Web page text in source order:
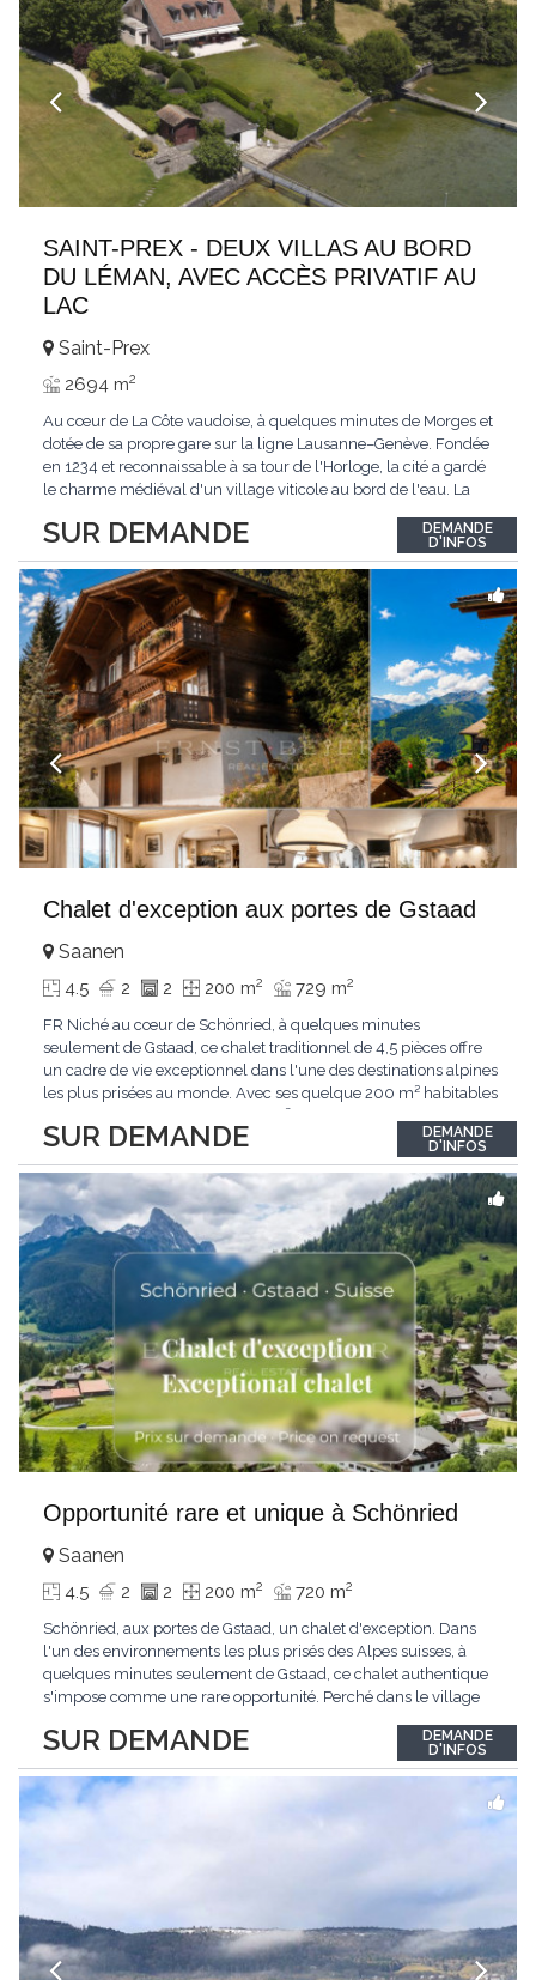
SAINT-PREX - DEUX VILLAS AU BORD
DU LÉMAN, AVEC ACCÈS PRIVATIF AU
LAC
SUR DEMANDE
Saint-Prex
2694 m2
Au cœur de La Côte vaudoise, à quelques minutes de Morges et
dotée de sa propre gare sur la ligne Lausanne–Genève. Fondée
en 1234 et reconnaissable à sa tour de l'Horloge, la cité a gardé
le charme médiéval d'un village viticole au bord de l'eau. La
immédiate des villes. Dans cet environnement privilégié, une
propriété...
DEMANDE
D'INFOS
Chalet d'exception aux portes de Gstaad
SUR DEMANDE
Saanen
4.5 2 2 200 m2 729 m2
FR Niché au cœur de Schönried, à quelques minutes
seulement de Gstaad, ce chalet traditionnel de 4,5 pièces offre
un cadre de vie exceptionnel dans l'une des destinations alpines
les plus prisées au monde. Avec ses quelque 200 m² habitables
situation dominante offrant une vue dégagée sur le village de
Gstaad et les sommets...
DEMANDE
D'INFOS
Opportunité rare et unique à Schönried
SUR DEMANDE
Saanen
4.5 2 2 200 m2 720 m2
Schönried, aux portes de Gstaad, un chalet d'exception. Dans
l'un des environnements les plus prisés des Alpes suisses, à
quelques minutes seulement de Gstaad, ce chalet authentique
s'impose comme une rare opportunité. Perché dans le village
station et les sommets qui l'encadrent, un spectacle qui change
au fil des saisons. Avec...
DEMANDE
D'INFOS